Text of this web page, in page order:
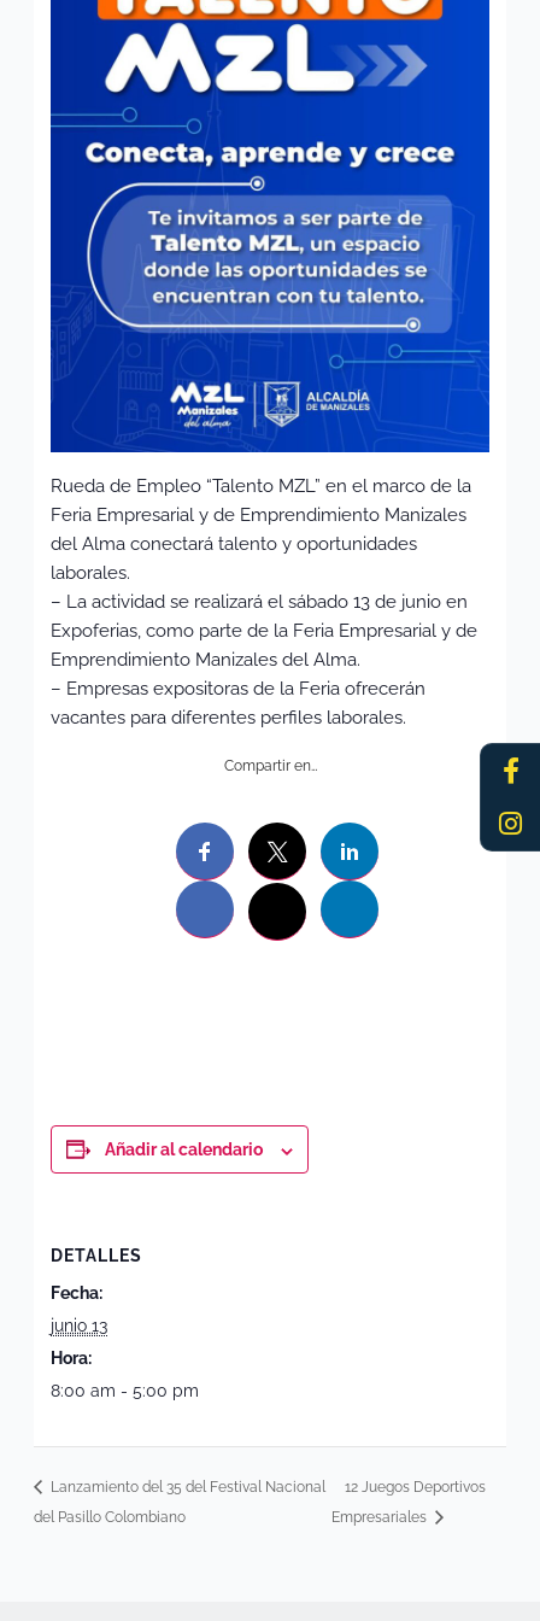
f
Rueda de Empleo “Talento MZL” en el marco de la
Feria Empresarial y de Emprendimiento Manizales
del Alma conectará talento y oportunidades
laborales.
– La actividad se realizará el sábado 13 de junio en
Expoferias, como parte de la Feria Empresarial y de
Emprendimiento Manizales del Alma.
– Empresas expositoras de la Feria ofrecerán
vacantes para diferentes perfiles laborales.
Compartir en…
Añadir al calendario
DETALLES
Fecha:
junio 13
Hora:
8:00 am - 5:00 pm
Lanzamiento del 35 del Festival Nacional
del Pasillo Colombiano
12 Juegos Deportivos
Empresariales